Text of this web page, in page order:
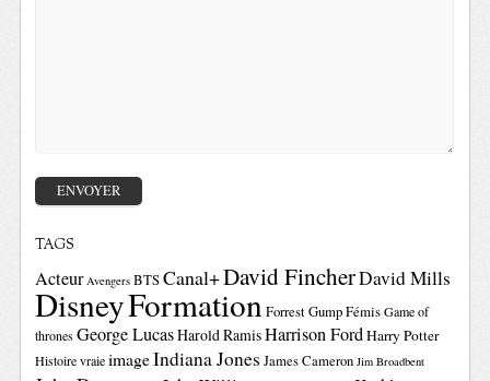
TAGS
Acteur Avengers BTSCanal+David FincherDavid Mills
DisneyFormationForrest GumpFémis Game of
thrones George LucasHarold RamisHarrison FordHarry Potter
Histoire vraie imageIndiana Jones James Cameron Jim Broadbent